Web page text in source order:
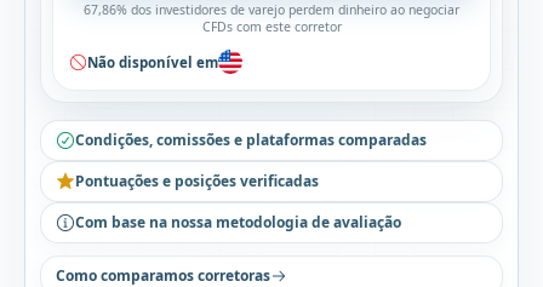
67,86% dos investidores de varejo perdem dinheiro ao negociar
CFDs com este corretor
Não disponível em
Condições, comissões e plataformas comparadas
Pontuações e posições verificadas
Com base na nossa metodologia de avaliação
Como comparamos corretoras